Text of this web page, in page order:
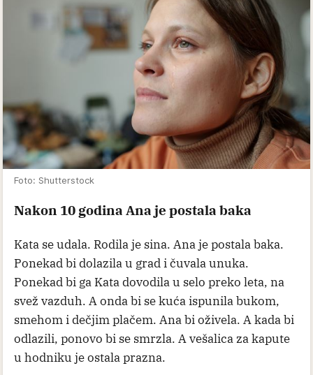
Foto: Shutterstock
Nakon 10 godina Ana je postala baka
Kata se udala. Rodila je sina. Ana je postala baka.
Ponekad bi dolazila u grad i čuvala unuka.
Ponekad bi ga Kata dovodila u selo preko leta, na
svež vazduh. A onda bi se kuća ispunila bukom,
smehom i dečjim plačem. Ana bi oživela. A kada bi
odlazili, ponovo bi se smrzla. A vešalica za kapute
u hodniku je ostala prazna.